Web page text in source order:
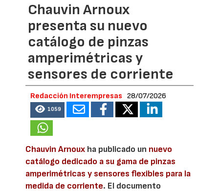
Chauvin Arnoux
presenta su nuevo
catálogo de pinzas
amperimétricas y
sensores de corriente
Redacción Interempresas 28/07/2026
1059
Chauvin Arnoux ha publicado un nuevo
catálogo dedicado a su gama de pinzas
amperimétricas y sensores flexibles para la
medida de corriente. El documento